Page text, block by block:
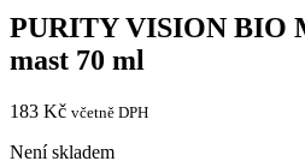
PURITY VISION BIO
mast 70 ml
183 Kč včetně DPH
Není skladem